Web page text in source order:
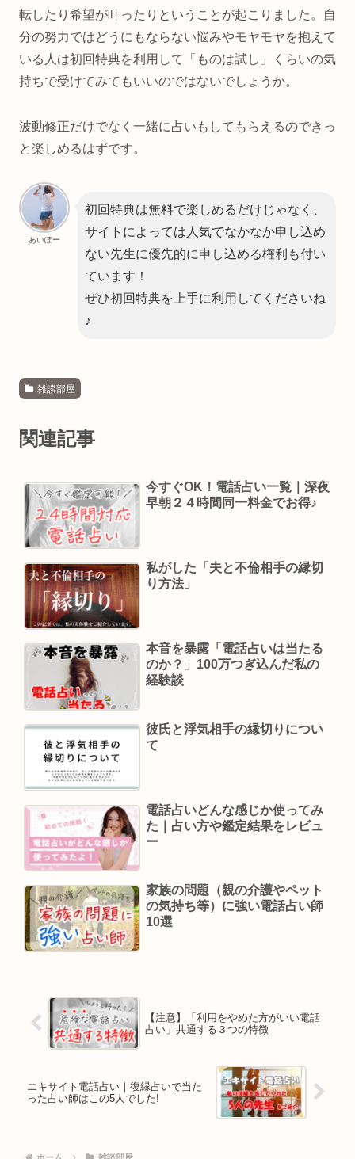
転したり希望が叶ったりということが起こりました。自
分の努力ではどうにもならない悩みやモヤモヤを抱えて
いる人は初回特典を利用して「ものは試し」くらいの気
持ちで受けてみてもいいのではないでしょうか。
波動修正だけでなく一緒に占いもしてもらえるのできっ
と楽しめるはずです。
あいぽー
初回特典は無料で楽しめるだけじゃなく、
サイトによっては人気でなかなか申し込め
ない先生に優先的に申し込める権利も付い
ています！
ぜひ初回特典を上手に利用してくださいね
♪
雑談部屋
関連記事
今すぐOK！電話占い一覧｜深夜
早朝２４時間同一料金でお得♪
私がした「夫と不倫相手の縁切
り方法」
本音を暴露「電話占いは当たる
のか？」100万つぎ込んだ私の
経験談
彼氏と浮気相手の縁切りについ
て
電話占いどんな感じか使ってみ
た｜占い方や鑑定結果をレビュ
ー
家族の問題（親の介護やペット
の気持ち等）に強い電話占い師
10選
【注意】「利用をやめた方がいい電話
占い」共通する３つの特徴
エキサイト電話占い｜復縁占いで当た
った占い師はこの5人でした!